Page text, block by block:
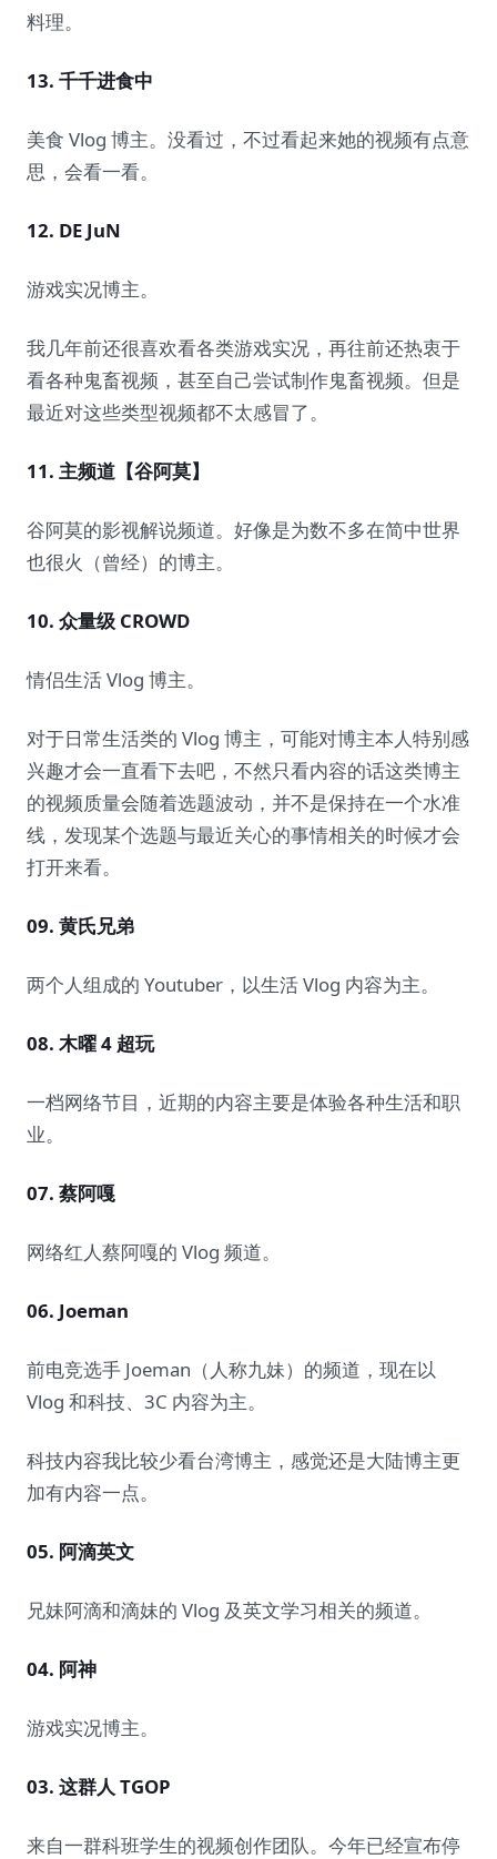
料理。
13. 千千进食中
美食 Vlog 博主。没看过，不过看起来她的视频有点意
思，会看一看。
12. DE JuN
游戏实况博主。
我几年前还很喜欢看各类游戏实况，再往前还热衷于
看各种鬼畜视频，甚至自己尝试制作鬼畜视频。但是
最近对这些类型视频都不太感冒了。
11. 主频道【谷阿莫】
谷阿莫的影视解说频道。好像是为数不多在简中世界
也很火（曾经）的博主。
10. 众量级 CROWD
情侣生活 Vlog 博主。
对于日常生活类的 Vlog 博主，可能对博主本人特别感
兴趣才会一直看下去吧，不然只看内容的话这类博主
的视频质量会随着选题波动，并不是保持在一个水准
线，发现某个选题与最近关心的事情相关的时候才会
打开来看。
09. 黄氏兄弟
两个人组成的 Youtuber，以生活 Vlog 内容为主。
08. 木曜 4 超玩
一档网络节目，近期的内容主要是体验各种生活和职
业。
07. 蔡阿嘎
网络红人蔡阿嘎的 Vlog 频道。
06. Joeman
前电竞选手 Joeman（人称九妹）的频道，现在以
Vlog 和科技、3C 内容为主。
科技内容我比较少看台湾博主，感觉还是大陆博主更
加有内容一点。
05. 阿滴英文
兄妹阿滴和滴妹的 Vlog 及英文学习相关的频道。
04. 阿神
游戏实况博主。
03. 这群人 TGOP
来自一群科班学生的视频创作团队。今年已经宣布停